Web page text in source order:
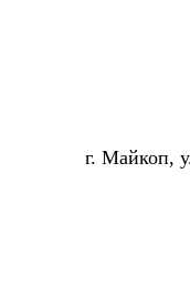
г. Майкоп,